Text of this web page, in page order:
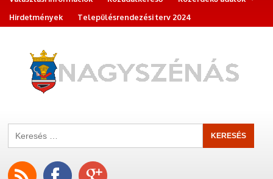
Hirdetmények
Településrendezési terv 2024